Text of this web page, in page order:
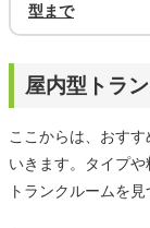
型まで
屋内型トラ
ここからは、おす
いきます。タイプ
トランクルームを見